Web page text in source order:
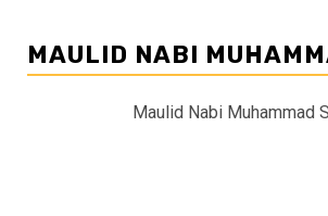
MAULID NABI
Maulid Nabi Muhammad